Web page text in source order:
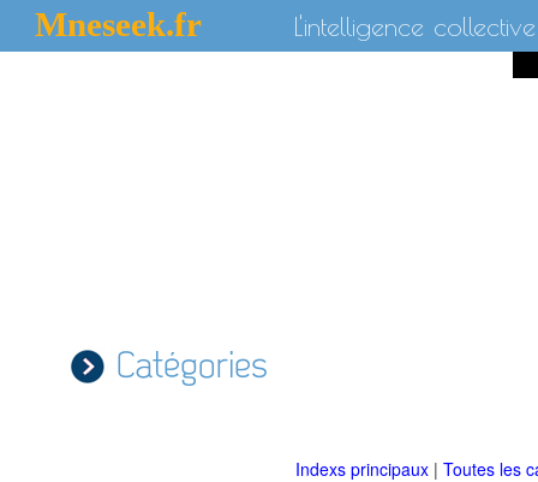
Mneseek.fr L'intelligence collective
Catégories
Indexs principaux | Toutes les